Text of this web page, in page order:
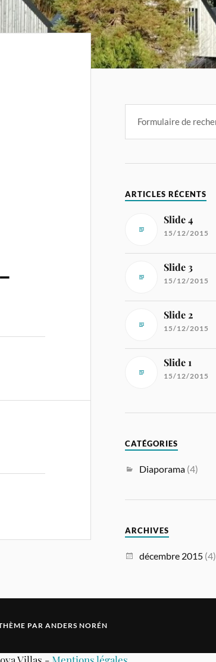
ARTICLES RÉCENTS
Slide 4
15/12/2015
Slide 3
15/12/2015
Slide 2
15/12/2015
Slide 1
15/12/2015
CATÉGORIES
Diaporama (4)
ARCHIVES
décembre 2015 (4)
PAR ANDERS NORÉN
Villas - Mentions légales